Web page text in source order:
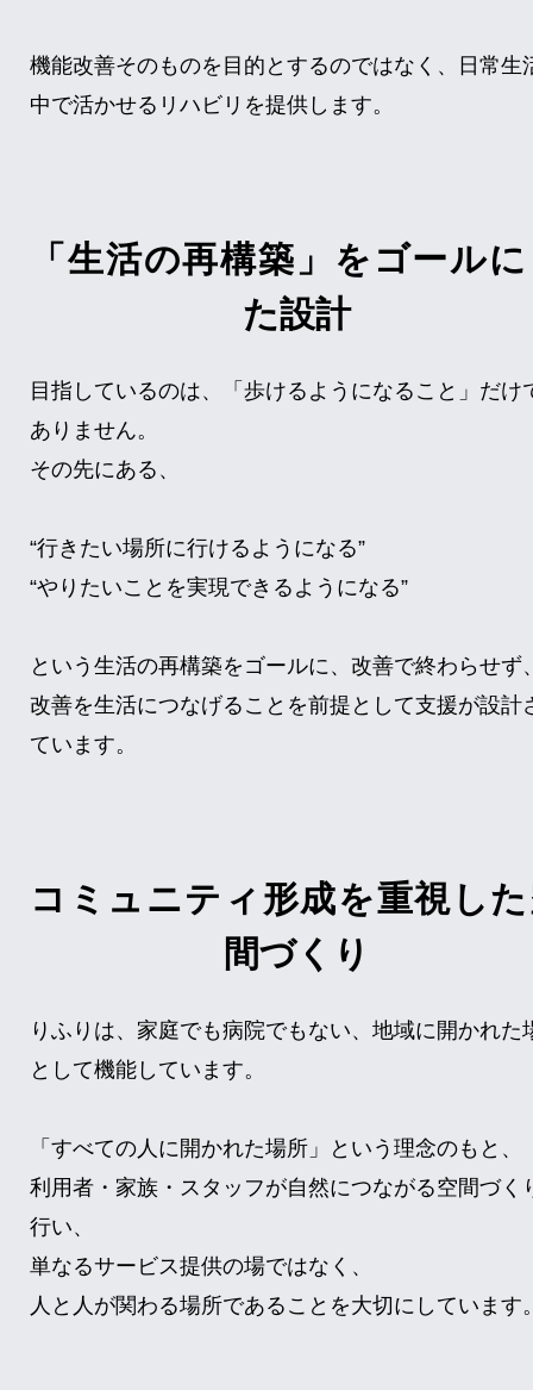
機能改善そのものを目的とするのではなく、日常生
中で活かせるリハビリを提供します。
「生活の再構築」をゴール
た設計
目指しているのは、「歩けるようになること」だけ
ありません。
その先にある、
“行きたい場所に行けるようになる”
“やりたいことを実現できるようになる”
という生活の再構築をゴールに、改善で終わらせず
改善を生活につなげることを前提として支援が設計
ています。
コミュニティ形成を重視し
間づくり
りふりは、家庭でも病院でもない、地域に開かれた
として機能しています。
「すべての人に開かれた場所」という理念のもと、
利用者・家族・スタッフが自然につながる空間づく
行い、
単なるサービス提供の場ではなく、
人と人が関わる場所であることを大切にしています